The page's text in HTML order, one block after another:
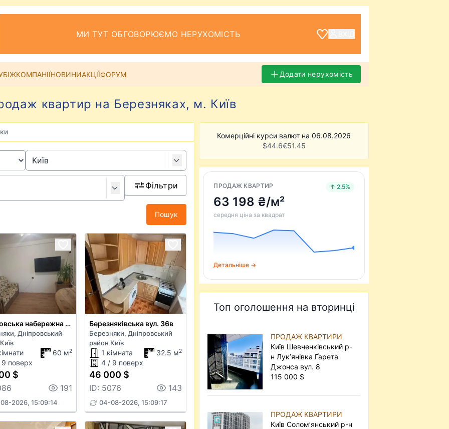
МИ ТУТ ОБГОВОРЮЄМО НЕРУХОМІСТЬ
КОМПАНІЇНОВИНИАКЦІЇФОРУМ Додати нерухомість
квартир на Березняках, м. Київ
Фільтри
Пошук
Дніпровська набережна 9а
Дніпровський
60 м2
9 поверх
$
191
2026, 15:09:14
Березняківська вул. 36в
Березняки, Дніпровський
район Київ
1 кімната 32.5 м2
4 / 9 поверх
46 000 $
ID: 5076 143
04-08-2026, 15:09:17
Комерційні курси валют на 06.08.2026
$44.6€51.45
ПРОДАЖ КВАРТИР ↑ 2.5%
63 198 ₴/м²
середня ціна за квадрат
Детальніше →
Топ оголошення на вторинці
ПРОДАЖ КВАРТИРИ
Київ Шевченківський р-
н Лук’янівка Ґарета
Джонса вул. 8
115 000 $
ПРОДАЖ КВАРТИРИ
Київ Солом’янський р-н